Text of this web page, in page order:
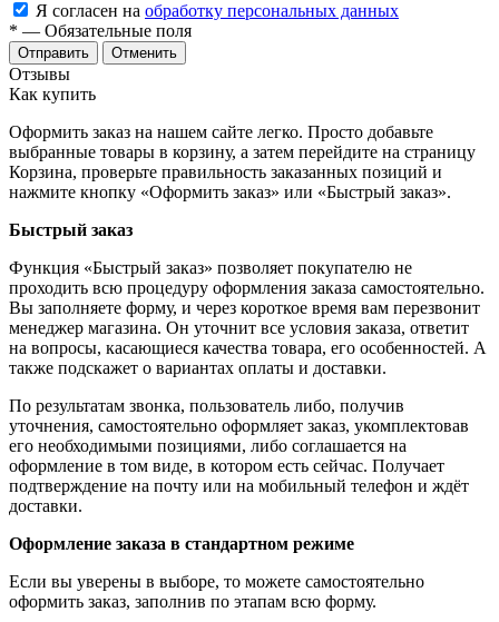
Я согласен на обработку персональных данных
* — Обязательные поля
Отменить
Отзывы
Как купить
Оформить заказ на нашем сайте легко. Просто добавьте
выбранные товары в корзину, а затем перейдите на страницу
Корзина, проверьте правильность заказанных позиций и
нажмите кнопку «Оформить заказ» или «Быстрый заказ».
Быстрый заказ
Функция «Быстрый заказ» позволяет покупателю не
проходить всю процедуру оформления заказа самостоятельно.
Вы заполняете форму, и через короткое время вам перезвонит
менеджер магазина. Он уточнит все условия заказа, ответит
на вопросы, касающиеся качества товара, его особенностей. А
также подскажет о вариантах оплаты и доставки.
По результатам звонка, пользователь либо, получив
уточнения, самостоятельно оформляет заказ, укомплектовав
его необходимыми позициями, либо соглашается на
оформление в том виде, в котором есть сейчас. Получает
подтверждение на почту или на мобильный телефон и ждёт
доставки.
Оформление заказа в стандартном режиме
Если вы уверены в выборе, то можете самостоятельно
оформить заказ, заполнив по этапам всю форму.